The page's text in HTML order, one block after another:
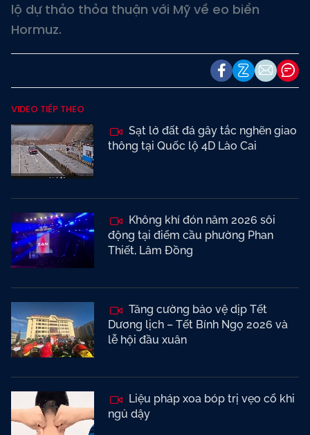
lộ dự thảo thỏa thuận với Mỹ về eo biển
Hormuz.
VIDEO TIẾP THEO
Sạt lở đất đá gây tắc nghẽn giao
thông tại Quốc lộ 4D Lào Cai
Không khí đón năm 2026 sôi
động tại điểm cầu phường Phan
Thiết, Lâm Đồng
Tăng cường bảo vệ dịp Tết
Dương lịch – Tết Bính Ngọ 2026 và
lễ hội đầu xuân
Liệu pháp xoa bóp trị vẹo cổ khi
ngủ dậy